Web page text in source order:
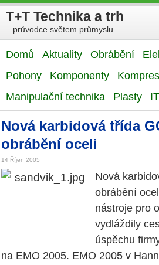
T+T Technika a trh
...průvodce světem průmyslu
Domů Aktuality Obrábění
Pohony
Komponenty
Manipulační technika
Plasty
Nová karbidová třída
obrábění oceli
14 Říjen 2005
Nová
obrábění
nástroje pro
vydláždily
úspěchu
na EMO 2005. EMO 2005 v